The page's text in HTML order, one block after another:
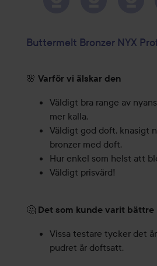
Buttermelt Bronzer NYX
🌸 Varför vi älskar den
Väldigt bra range av
mer kalla.
Väldigt god doft, knasigt
bronzer med doft.
Hur enkel som helst att
Väldigt prisvärd!
🤔 Det som kunde varit bättre
Vissa testare tycker det
pudret är doftsatt.